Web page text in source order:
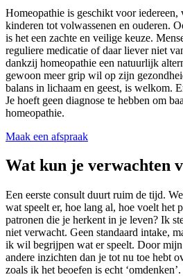
Homeopathie is geschikt voor iedereen,
kinderen tot volwassenen en ouderen.
is het een zachte en veilige keuze.
reguliere medicatie of daar liever niet
dankzij homeopathie een natuurlijk
gewoon meer grip wil op zijn
balans in lichaam en geest, is welkom.
Je hoeft geen diagnose te hebben om
homeopathie.
Maak een afspraak
Wat kun je verwachten
Een eerste consult duurt ruim de tijd.
wat speelt er, hoe lang al, hoe voelt het
patronen die je herkent in je leven? Ik
niet verwacht. Geen standaard intake,
ik wil begrijpen wat er speelt. Door
andere inzichten dan je tot nu toe hebt
zoals ik het beoefen is echt